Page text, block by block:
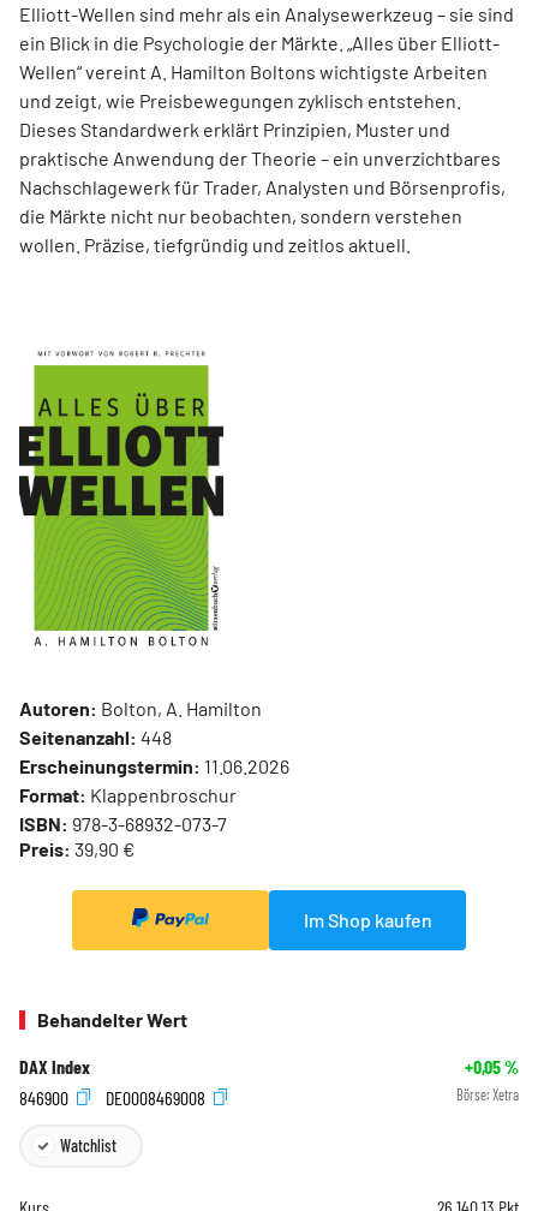
Elliott-Wellen sind mehr als ein Analysewerkzeug – sie sind
ein Blick in die Psychologie der Märkte. „Alles über Elliott-
Wellen“ vereint A. Hamilton Boltons wichtigste Arbeiten
und zeigt, wie Preisbewegungen zyklisch entstehen.
Dieses Standardwerk erklärt Prinzipien, Muster und
praktische Anwendung der Theorie – ein unverzichtbares
Nachschlagewerk für Trader, Analysten und Börsenprofis,
die Märkte nicht nur beobachten, sondern verstehen
wollen. Präzise, tiefgründig und zeitlos aktuell.
Autoren: Bolton, A. Hamilton
Seitenanzahl: 448
Erscheinungstermin: 11.06.2026
Format: Klappenbroschur
ISBN: 978-3-68932-073-7
Preis: 39,90 €
Im Shop kaufen
Behandelter Wert
DAX Index +0,05%
846900
DE0008469008 Börse: Xetra
Watchlist